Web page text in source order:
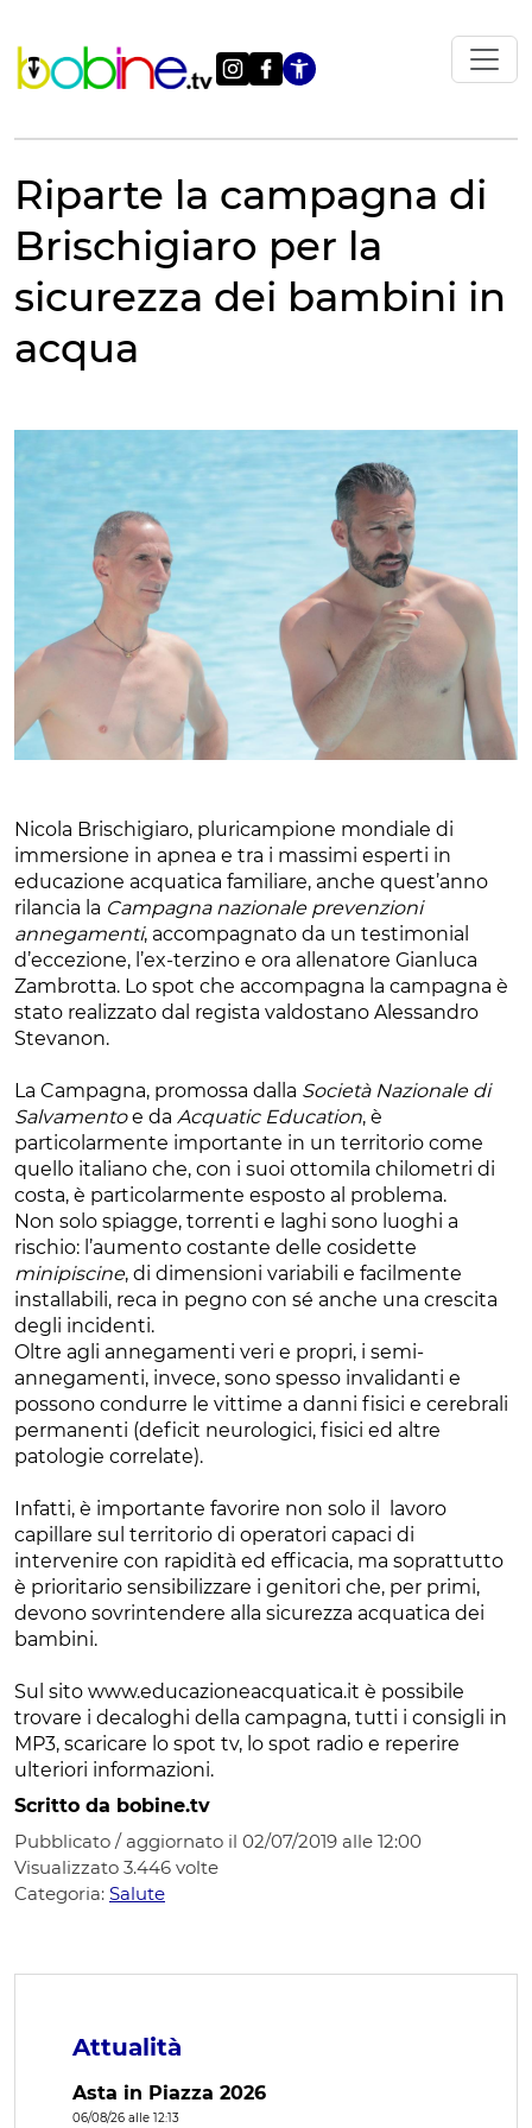
contenuto
Apri le
Riparte la campagna di
Brischigiaro per la
sicurezza dei bambini in
acqua
Nicola Brischigiaro, pluricampione mondiale di
immersione in apnea e tra i massimi esperti in
educazione acquatica familiare, anche quest’anno
rilancia la Campagna nazionale prevenzioni
annegamenti, accompagnato da un testimonial
d’eccezione, l’ex-terzino e ora allenatore Gianluca
Zambrotta. Lo spot che accompagna la campagna è
stato realizzato dal regista valdostano Alessandro
Stevanon.
La Campagna, promossa dalla Società Nazionale di
Salvamentoe da Acquatic Education, è
particolarmente importante in un territorio come
quello italiano che, con i suoi ottomila chilometri di
costa, è particolarmente esposto al problema.
Non solo spiagge, torrenti e laghi sono luoghi a
rischio: l’aumento costante delle cosidette
minipiscine, di dimensioni variabili e facilmente
installabili, reca in pegno con sé anche una crescita
degli incidenti.
Oltre agli annegamenti veri e propri, i semi-
annegamenti, invece, sono spesso invalidanti e
possono condurre le vittime a danni fisici e cerebrali
permanenti (deficit neurologici, fisici ed altre
patologie correlate).
Infatti, è importante favorire non solo il lavoro
capillare sul territorio di operatori capaci di
intervenire con rapidità ed efficacia, ma soprattutto
è prioritario sensibilizzare i genitori che, per primi,
devono sovrintendere alla sicurezza acquatica dei
bambini.
Sul sito www.educazioneacquatica.it è possibile
trovare i decaloghi della campagna, tutti i consigli in
MP3, scaricare lo spot tv, lo spot radio e reperire
ulteriori informazioni.
Scritto da bobine.tv
Pubblicato / aggiornato il 02/07/2019 alle 12:00
Visualizzato 3.446 volte
Categoria: Salute
Attualità
Asta in Piazza 2026
06/08/26 alle 12:13